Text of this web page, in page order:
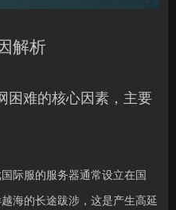
解析
困难的核心因素，主要
际服的服务器通常设立在国
海的长途跋涉，这是产生高延